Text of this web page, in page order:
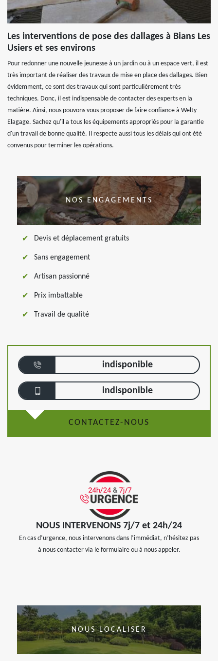
Les interventions de pose des dallages à Bians Les
Usiers et ses environs
Pour redonner une nouvelle jeunesse à un jardin ou à un espace vert, il est
très important de réaliser des travaux de mise en place des dallages. Bien
évidemment, ce sont des travaux qui sont particulièrement très
techniques. Donc, il est indispensable de contacter des experts en la
matière. Ainsi, nous pouvons vous proposer de faire confiance à Welty
Elagage. Sachez qu'il a tous les équipements appropriés pour la garantie
d'un travail de bonne qualité. Il respecte aussi tous les délais qui ont été
convenus pour terminer les opérations.
NOS ENGAGEMENTS
Devis et déplacement gratuits
Sans engagement
Artisan passionné
Prix imbattable
Travail de qualité
indisponible
indisponible
CONTACTEZ-NOUS
NOUS INTERVENONS 7j/7 et 24h/24
En cas d’urgence, nous intervenons dans l’immédiat, n’hésitez pas
à nous contacter via le formulaire ou à nous appeler.
NOUS LOCALISER